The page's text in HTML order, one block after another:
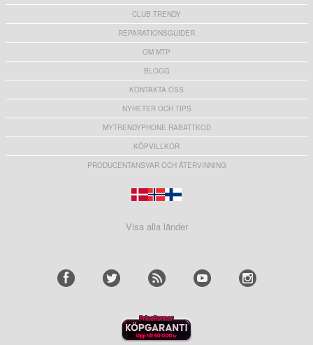
CLUB TRENDY
REPARATIONSGUIDER
OM MTP
BLOGG
KONTAKTA OSS
NYHETER OCH TIPS
MYTRENDYPHONE RABATTKOD
KÖPVILLKOR
PRODUCENTANSVAR OCH ÅTERVINNING
Visa alla länder